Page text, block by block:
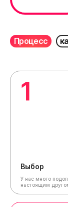
Процесс
1
Выбор
У нас много
настоящим